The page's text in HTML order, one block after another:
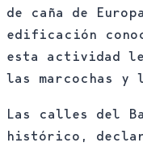
de caña de
edificación
esta actividad le
las marcochas y
Las calles del
histórico,